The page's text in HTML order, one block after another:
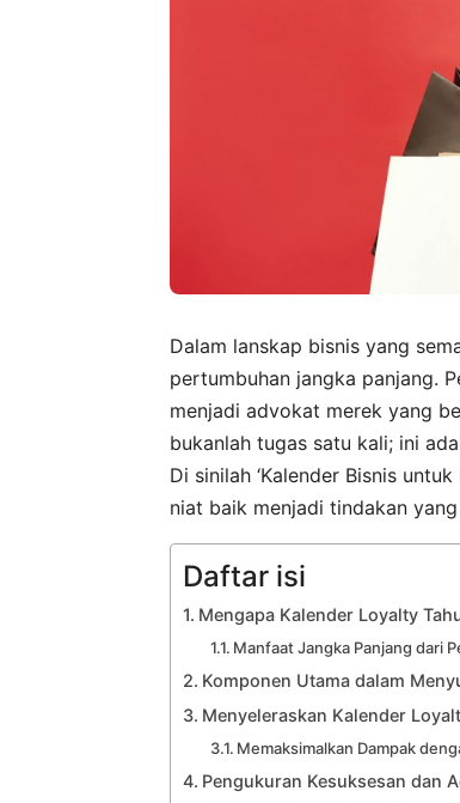
Dalam lanskap bisnis yang
pertumbuhan jangka panjang.
menjadi advokat merek yang
bukanlah tugas satu kali; ini
Di sinilah ‘Kalender Bisnis
niat baik menjadi tindakan
Daftar isi
Mengapa Kalender Loyalty
Manfaat Jangka Panjang dari
Komponen Utama dalam
Menyeleraskan Kalender
Memaksimalkan Dampak
Pengukuran Kesuksesan dan